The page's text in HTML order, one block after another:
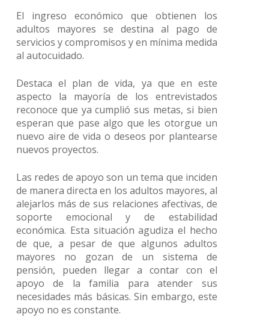
El ingreso económico que obtienen los
adultos mayores se destina al pago de
servicios y compromisos y en mínima medida
al autocuidado.
Destaca el plan de vida, ya que en este
aspecto la mayoría de los entrevistados
reconoce que ya cumplió sus metas, si bien
esperan que pase algo que les otorgue un
nuevo aire de vida o deseos por plantearse
nuevos proyectos.
Las redes de apoyo son un tema que inciden
de manera directa en los adultos mayores, al
alejarlos más de sus relaciones afectivas, de
soporte emocional y de estabilidad
económica. Esta situación agudiza el hecho
de que, a pesar de que algunos adultos
mayores no gozan de un sistema de
pensión, pueden llegar a contar con el
apoyo de la familia para atender sus
necesidades más básicas. Sin embargo, este
apoyo no es constante.